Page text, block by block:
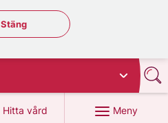
Stäng regionsväljaren
Stäng
Hitta vård
på 1177.se
Meny